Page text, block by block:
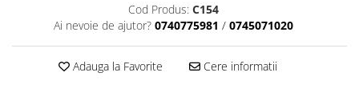
Cod Produs: C154
Ai nevoie de ajutor? 0740775981 / 0745071020
Adauga la Favorite Cere informatii